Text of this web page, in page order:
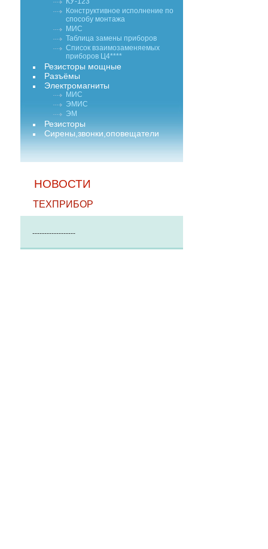
Конструктивное исполнение по
способу монтажа
МИС
Таблица замены приборов
Список взаимозаменяемых
приборов Ц4****
Резисторы мощные
Разъёмы
Электромагниты
МИС
ЭМИС
ЭМ
Резисторы
Сирены,звонки,оповещатели
НОВОСТИ
ТЕХПРИБОР
------------------